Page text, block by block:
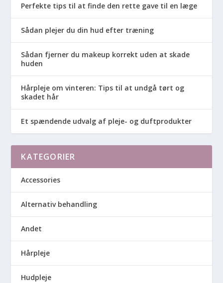
Perfekte tips til at finde den rette gave til en læge
Sådan plejer du din hud efter træning
Sådan fjerner du makeup korrekt uden at skade
huden
Hårpleje om vinteren: Tips til at undgå tørt og
skadet hår
Et spændende udvalg af pleje- og duftprodukter
KATEGORIER
Accessories
Alternativ behandling
Andet
Hårpleje
Hudpleje